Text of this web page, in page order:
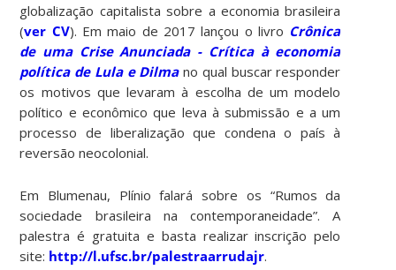
globalização capitalista sobre a economia brasileira
(ver CV). Em maio de 2017 lançou o livro Crônica
de uma Crise Anunciada - Crítica à economia
política de Lula e Dilmano qual buscar responder
os motivos que levaram à escolha de um modelo
político e econômico que leva à submissão e a um
processo de liberalização que condena o país à
reversão neocolonial.
Em Blumenau, Plínio falará sobre os “Rumos da
sociedade brasileira na contemporaneidade”. A
palestra é gratuita e basta realizar inscrição pelo
site: http://l.ufsc.br/palestraarrudajr.